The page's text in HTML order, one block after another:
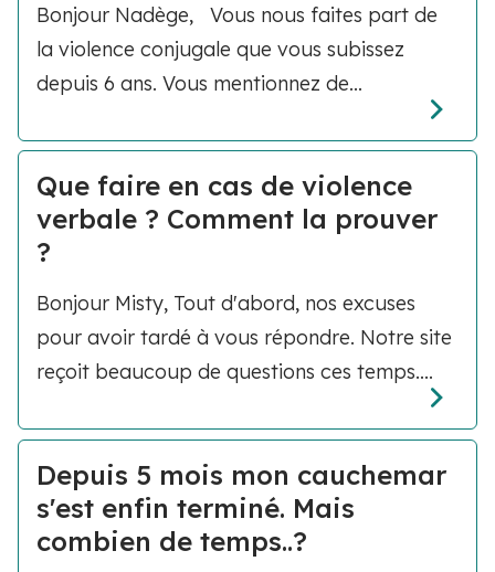
Bonjour Nadège, Vous nous faites part de
la violence conjugale que vous subissez
depuis 6 ans. Vous mentionnez de...
Que faire en cas de violence
verbale ? Comment la prouver
?
Bonjour Misty, Tout d'abord, nos excuses
pour avoir tardé à vous répondre. Notre site
reçoit beaucoup de questions ces temps....
Depuis 5 mois mon cauchemar
s'est enfin terminé. Mais
combien de temps..?